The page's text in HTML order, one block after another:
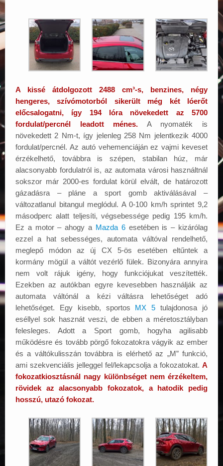
A kissé átdolgozott 2488 cm³-s, benzines, négy
hengeres, szívómotorból sikerült még két lóerőt
előcsalogatni, így 194 lóra növekedett az 5700
fordulat/percnél leadott ménes.
A nyomaték is
növekedett 2 Nm-t, így jelenleg 258 Nm jelentkezik 4000
fordulat/percnél. Az autó vehemenciáján ez vajmi keveset
érzékelhető, továbbra is szépen, stabilan húz, már
alacsonyabb fordulatról is, az automata városi használtnál
sokszor már 2000-es fordulat körül elvált, de határozott
gázadásra – pláne a sport gomb aktiválásával –
változatlanul bitangul meglódul. A 0-100 km/h sprintet 9,2
másodperc alatt teljesíti, végsebessége pedig 195 km/h.
Ez a motor – ahogy a Mazda 6esetében is – kizárólag
ezzel a hat sebességes, automata váltóval rendelhető,
meglepő módon az új CX 5-ös esetében eltűntek a
kormány mögül a váltót vezérlő fülek. Bizonyára annyira
nem volt rájuk igény, hogy funkciójukat veszítették.
Ezekben az autókban egyre kevesebben használják az
automata váltónál a kézi váltásra lehetőséget adó
lehetőséget. Egy kisebb, sportos MX 5 tulajdonosa jó
eséllyel sok hasznát veszi, de ebben a méretosztályban
felesleges. Adott a Sport gomb, hogyha agilisabb
működésre és tovább pörgő fokozatokra vágyik az ember
és a váltókulisszán továbbra is elérhető az „M” funkció,
ami szekvenciális jelleggel fel/lekapcsolja a fokozatokat. A
fokozatkiosztásnál nagy különbséget nem érzékeltem,
rövidek az alacsonyabb fokozatok, a hatodik pedig
hosszú, utazó fokozat.